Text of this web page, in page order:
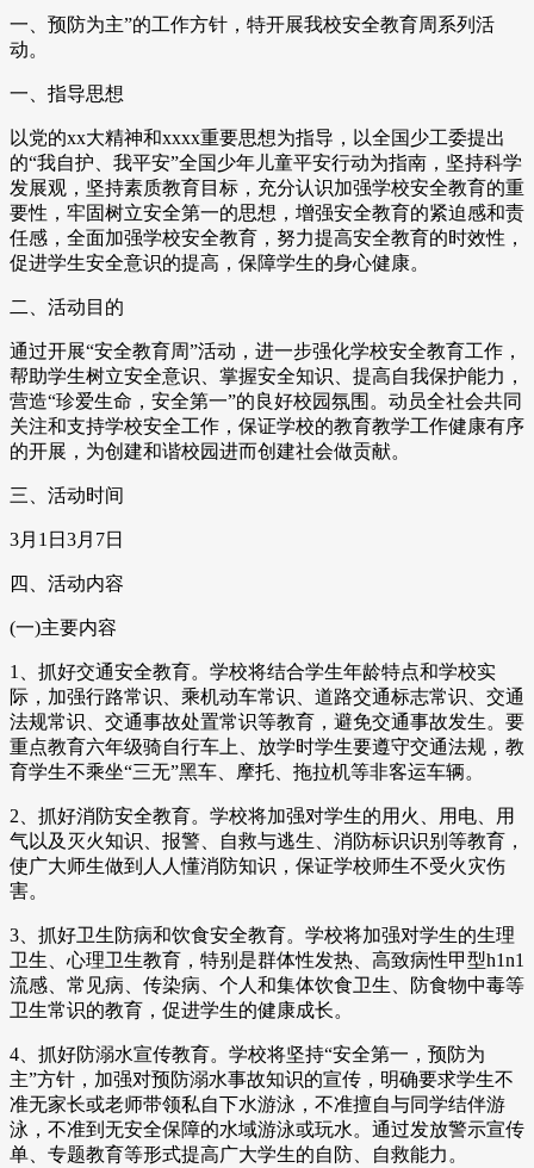
一、预防为主”的工作方针，特开展我校安全教育周系列活
动。
一、指导思想
以党的xx大精神和xxxx重要思想为指导，以全国少工委提出
的“我自护、我平安”全国少年儿童平安行动为指南，坚持科学
发展观，坚持素质教育目标，充分认识加强学校安全教育的重
要性，牢固树立安全第一的思想，增强安全教育的紧迫感和责
任感，全面加强学校安全教育，努力提高安全教育的时效性，
促进学生安全意识的提高，保障学生的身心健康。
二、活动目的
通过开展“安全教育周”活动，进一步强化学校安全教育工作，
帮助学生树立安全意识、掌握安全知识、提高自我保护能力，
营造“珍爱生命，安全第一”的良好校园氛围。动员全社会共同
关注和支持学校安全工作，保证学校的教育教学工作健康有序
的开展，为创建和谐校园进而创建社会做贡献。
三、活动时间
3月1日3月7日
四、活动内容
(一)主要内容
1、抓好交通安全教育。学校将结合学生年龄特点和学校实
际，加强行路常识、乘机动车常识、道路交通标志常识、交通
法规常识、交通事故处置常识等教育，避免交通事故发生。要
重点教育六年级骑自行车上、放学时学生要遵守交通法规，教
育学生不乘坐“三无”黑车、摩托、拖拉机等非客运车辆。
2、抓好消防安全教育。学校将加强对学生的用火、用电、用
气以及灭火知识、报警、自救与逃生、消防标识识别等教育，
使广大师生做到人人懂消防知识，保证学校师生不受火灾伤
害。
3、抓好卫生防病和饮食安全教育。学校将加强对学生的生理
卫生、心理卫生教育，特别是群体性发热、高致病性甲型h1n1
流感、常见病、传染病、个人和集体饮食卫生、防食物中毒等
卫生常识的教育，促进学生的健康成长。
4、抓好防溺水宣传教育。学校将坚持“安全第一，预防为
主”方针，加强对预防溺水事故知识的宣传，明确要求学生不
准无家长或老师带领私自下水游泳，不准擅自与同学结伴游
泳，不准到无安全保障的水域游泳或玩水。通过发放警示宣传
单、专题教育等形式提高广大学生的自防、自救能力。